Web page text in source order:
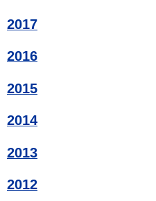
2017
2016
2015
2014
2013
2012